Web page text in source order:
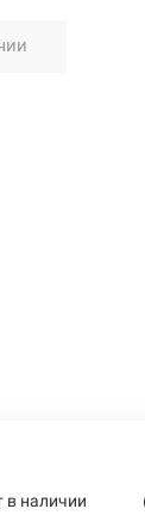
в наличии